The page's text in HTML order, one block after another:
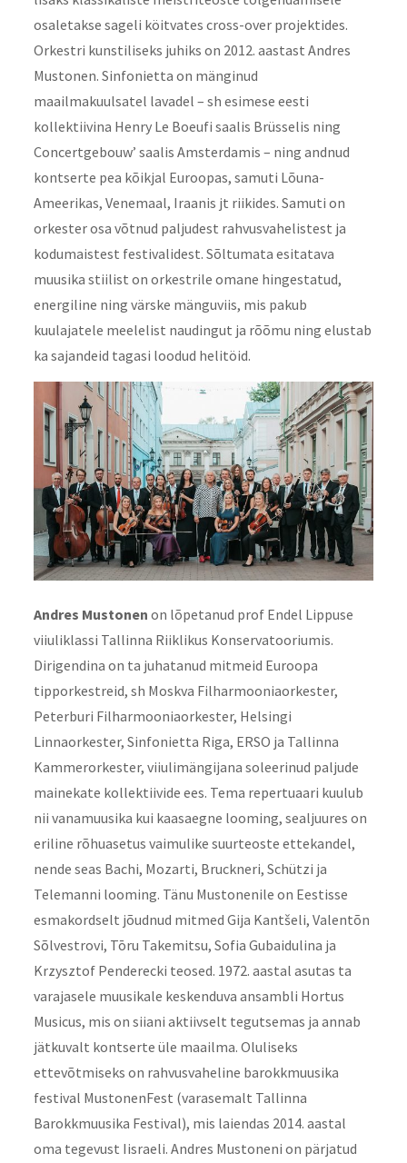
osaletakse sageli köitvates cross-over projektides.
Orkestri kunstiliseks juhiks on 2012. aastast Andres
Mustonen. Sinfonietta on mänginud
maailmakuulsatel lavadel – sh esimese eesti
kollektiivina Henry Le Boeufi saalis Brüsselis ning
Concertgebouw’ saalis Amsterdamis – ning andnud
kontserte pea kõikjal Euroopas, samuti Lõuna-
Ameerikas, Venemaal, Iraanis jt riikides. Samuti on
orkester osa võtnud paljudest rahvusvahelistest ja
kodumaistest festivalidest. Sõltumata esitatava
muusika stiilist on orkestrile omane hingestatud,
energiline ning värske mänguviis, mis pakub
kuulajatele meelelist naudingut ja rõõmu ning elustab
ka sajandeid tagasi loodud helitöid.
Andres Mustonen on lõpetanud prof Endel Lippuse
viiuliklassi Tallinna Riiklikus Konservatooriumis.
Dirigendina on ta juhatanud mitmeid Euroopa
tipporkestreid, sh Moskva Filharmooniaorkester,
Peterburi Filharmooniaorkester, Helsingi
Linnaorkester, Sinfonietta Riga, ERSO ja Tallinna
Kammerorkester, viiulimängijana soleerinud paljude
mainekate kollektiivide ees. Tema repertuaari kuulub
nii vanamuusika kui kaasaegne looming, sealjuures on
eriline rõhuasetus vaimulike suurteoste ettekandel,
nende seas Bachi, Mozarti, Bruckneri, Schützi ja
Telemanni looming. Tänu Mustonenile on Eestisse
esmakordselt jõudnud mitmed Gija Kantšeli, Valentõn
Sõlvestrovi, Tōru Takemitsu, Sofia Gubaidulina ja
Krzysztof Penderecki teosed. 1972. aastal asutas ta
varajasele muusikale keskenduva ansambli Hortus
Musicus, mis on siiani aktiivselt tegutsemas ja annab
jätkuvalt kontserte üle maailma. Oluliseks
ettevõtmiseks on rahvusvaheline barokkmuusika
festival MustonenFest (varasemalt Tallinna
Barokkmuusika Festival), mis laiendas 2014. aastal
oma tegevust Iisraeli. Andres Mustoneni on pärjatud